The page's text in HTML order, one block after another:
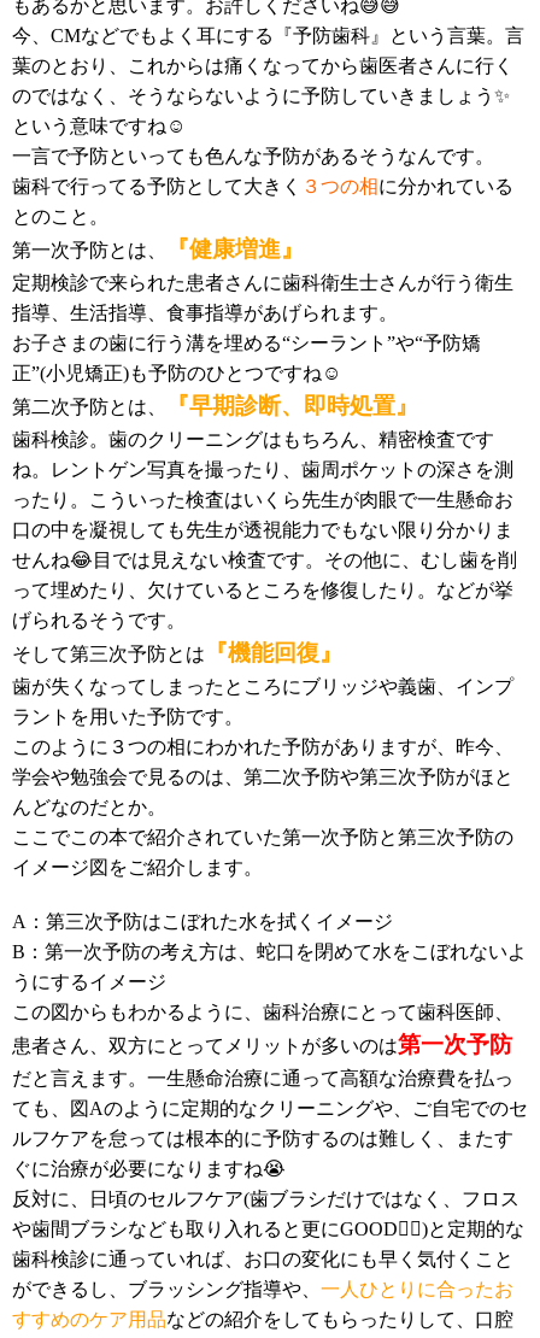
もあるかと思います。お許しくださいね😅😅
今、CMなどでもよく耳にする『予防歯科』という言葉。言
葉のとおり、これからは痛くなってから歯医者さんに行く
のではなく、そうならないように予防していきましょう✨
という意味ですね☺️
一言で予防といっても色んな予防があるそうなんです。
歯科で行ってる予防として大きく ３つの相に分かれている
とのこと。
第一次予防とは、
『健康増進』
定期検診で来られた患者さんに歯科衛生士さんが行う衛生
指導、生活指導、食事指導があげられます。
お子さまの歯に行う溝を埋める“シーラント”や“予防矯
正”(小児矯正)も予防のひとつですね☺️
第二次予防とは、
『早期診断、即時処置』
歯科検診。歯のクリーニングはもちろん、精密検査です
ね。レントゲン写真を撮ったり、歯周ポケットの深さを測
ったり。こういった検査はいくら先生が肉眼で一生懸命お
口の中を凝視しても先生が透視能力でもない限り分かりま
せんね😂目では見えない検査です。その他に、むし歯を削
って埋めたり、欠けているところを修復したり。などが挙
げられるそうです。
そして第三次予防とは
『機能回復』
歯が失くなってしまったところにブリッジや義歯、インプ
ラントを用いた予防です。
このように３つの相にわかれた予防がありますが、昨今、
学会や勉強会で見るのは、第二次予防や第三次予防がほと
んどなのだとか。
ここでこの本で紹介されていた第一次予防と第三次予防の
イメージ図をご紹介します。
A：第三次予防はこぼれた水を拭くイメージ
B：第一次予防の考え方は、蛇口を閉めて水をこぼれないよ
うにするイメージ
この図からもわかるように、歯科治療にとって歯科医師、
患者さん、双方にとってメリットが多いのは第一次予防
だと言えます。一生懸命治療に通って高額な治療費を払っ
ても、図Aのように定期的なクリーニングや、ご自宅でのセ
ルフケアを怠っては根本的に予防するのは難しく、またす
ぐに治療が必要になりますね😭
反対に、日頃のセルフケア(歯ブラシだけではなく、フロス
や歯間ブラシなども取り入れると更にGOOD👍🏻)と定期的な
歯科検診に通っていれば、お口の変化にも早く気付くこと
ができるし、ブラッシング指導や、 一人ひとりに合ったお
すすめのケア用品などの紹介をしてもらったりして、口腔